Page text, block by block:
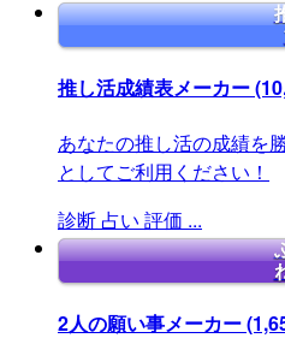
推し活成績表メーカー
あなたの推し活の成績を
としてご利用ください！
診断 占い 評価 ...
2人の願い事メーカー